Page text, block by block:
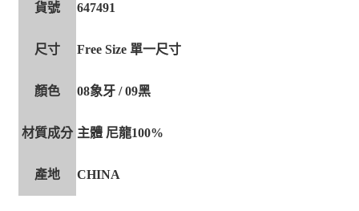
貨號 647491
尺寸 Free Size 單一尺寸
顏色 08象牙 / 09黑
材質成分 主體 尼龍100%
產地 CHINA